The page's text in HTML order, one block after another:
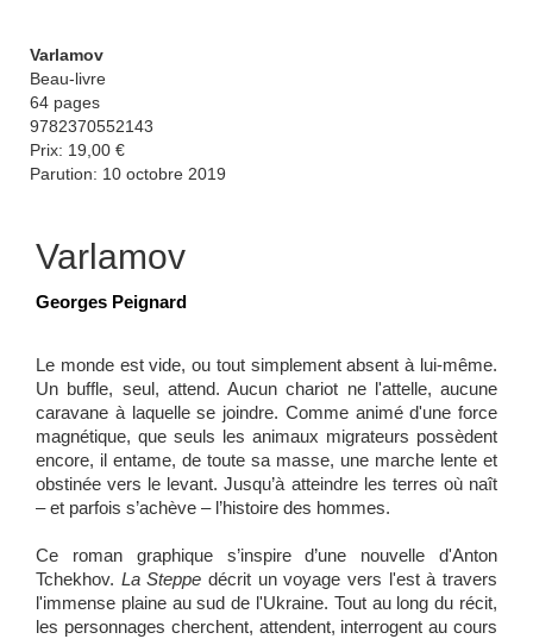
Varlamov
Beau-livre
64 pages
9782370552143
Prix: 19,00 €
Parution: 10 octobre 2019
Varlamov
Georges Peignard
Le monde est vide, ou tout simplement absent à lui-même.
Un buffle, seul, attend. Aucun chariot ne l'attelle, aucune
caravane à laquelle se joindre. Comme animé d'une force
magnétique, que seuls les animaux migrateurs possèdent
encore, il entame, de toute sa masse, une marche lente et
obstinée vers le levant. Jusqu’à atteindre les terres où naît
– et parfois s’achève – l’histoire des hommes.
Ce roman graphique s’inspire d’une nouvelle d'Anton
Tchekhov. La Steppedécrit un voyage vers l'est à travers
l'immense plaine au sud de l'Ukraine. Tout au long du récit,
les personnages cherchent, attendent, interrogent au cours